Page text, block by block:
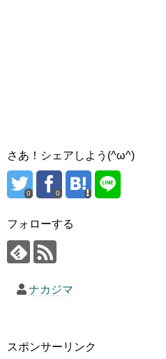
さあ！シェアしよう(^ω^)
0 0
フォローする
ナカジマ
スポンサーリンク